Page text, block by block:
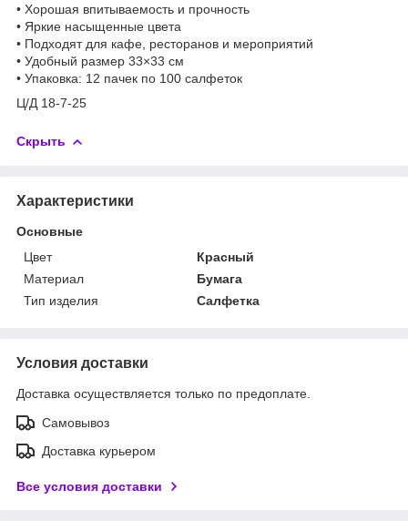
• Хорошая впитываемость и прочность
• Яркие насыщенные цвета
• Подходят для кафе, ресторанов и мероприятий
• Удобный размер 33×33 см
• Упаковка: 12 пачек по 100 салфеток
Ц/Д 18-7-25
Скрыть
Характеристики
Основные
Цвет
Красный
Материал
Бумага
Тип изделия
Салфетка
Условия доставки
Доставка осуществляется только по предоплате.
Самовывоз
Доставка курьером
Все условия доставки